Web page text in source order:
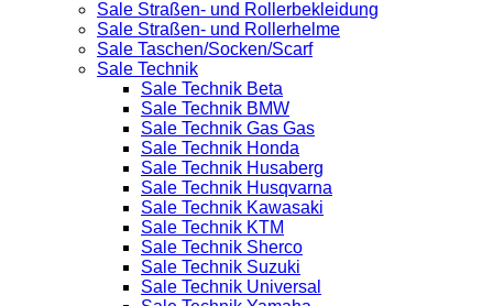
Sale Straßen- und Rollerbekleidung
Sale Straßen- und Rollerhelme
Sale Taschen/Socken/Scarf
Sale Technik
Sale Technik Beta
Sale Technik BMW
Sale Technik Gas Gas
Sale Technik Honda
Sale Technik Husaberg
Sale Technik Husqvarna
Sale Technik Kawasaki
Sale Technik KTM
Sale Technik Sherco
Sale Technik Suzuki
Sale Technik Universal